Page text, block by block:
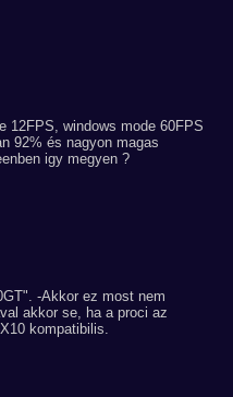
12FPS, windows mode 60FPS
92% és nagyon magas
igy megyen ?
-Akkor ez most nem
akkor se, ha a proci az
kompatibilis.